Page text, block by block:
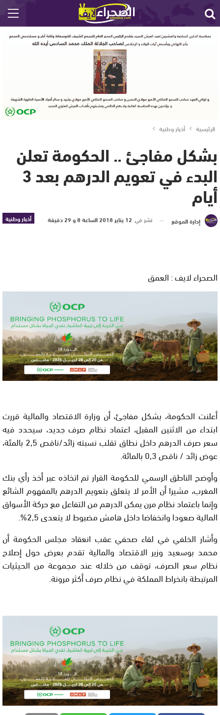
الرئيسية أخبار وطنية
بشكل مفاجئ .. الحكومة تعلن
البدء في تعويم الدرهم بعد 3
أيام
أخبار وطنية إدارة الموقع نشر في 12 يناير 2018 الساعة 8 و 29 دقيقة
الصحراء لايف : العمق
أعلنت الحكومة، بشكل مفاجئ، أن وزارة الاقتصاد والمالية قررت
ابتداء من الاثنين المقبل، اعتماد نظام صرف جديد، سيحدد فيه
سعر صرف الدرهم داخل نطاق تقلب نسبته زائد/ناقص 2,5 بالمئة،
عوض زائد / ناقص 0,3 بالمائة.
وأوضح الناطق الرسمي للحكومة القرار تم اتخاذه عبر أخذ رأي بنك
المغرب، مشيرا أن الأمر لا يتعلق بتعويم الدرهم بالمفهوم الشائع
وإنما باعتماد نظام مرن يمكن الدرهم من التفاعل مع حركة الأسواق
المالية صعودا وانخفاضا داخل هامش مضبوط لا يتعدى 2,5%.
وأشار الخلفي في لقاء صحفي عقب انعقاد مجلس الحكومة أن
محمد بوسعيد وزير الاقتصاد والمالية تقدم بعرض حول إصلاح
نظام سعر الصرف، توقف من خلاله عند مجموعة من الحيثيات
المرتبطة بانخراط المملكة في نظام صرف أكثر مرونة.